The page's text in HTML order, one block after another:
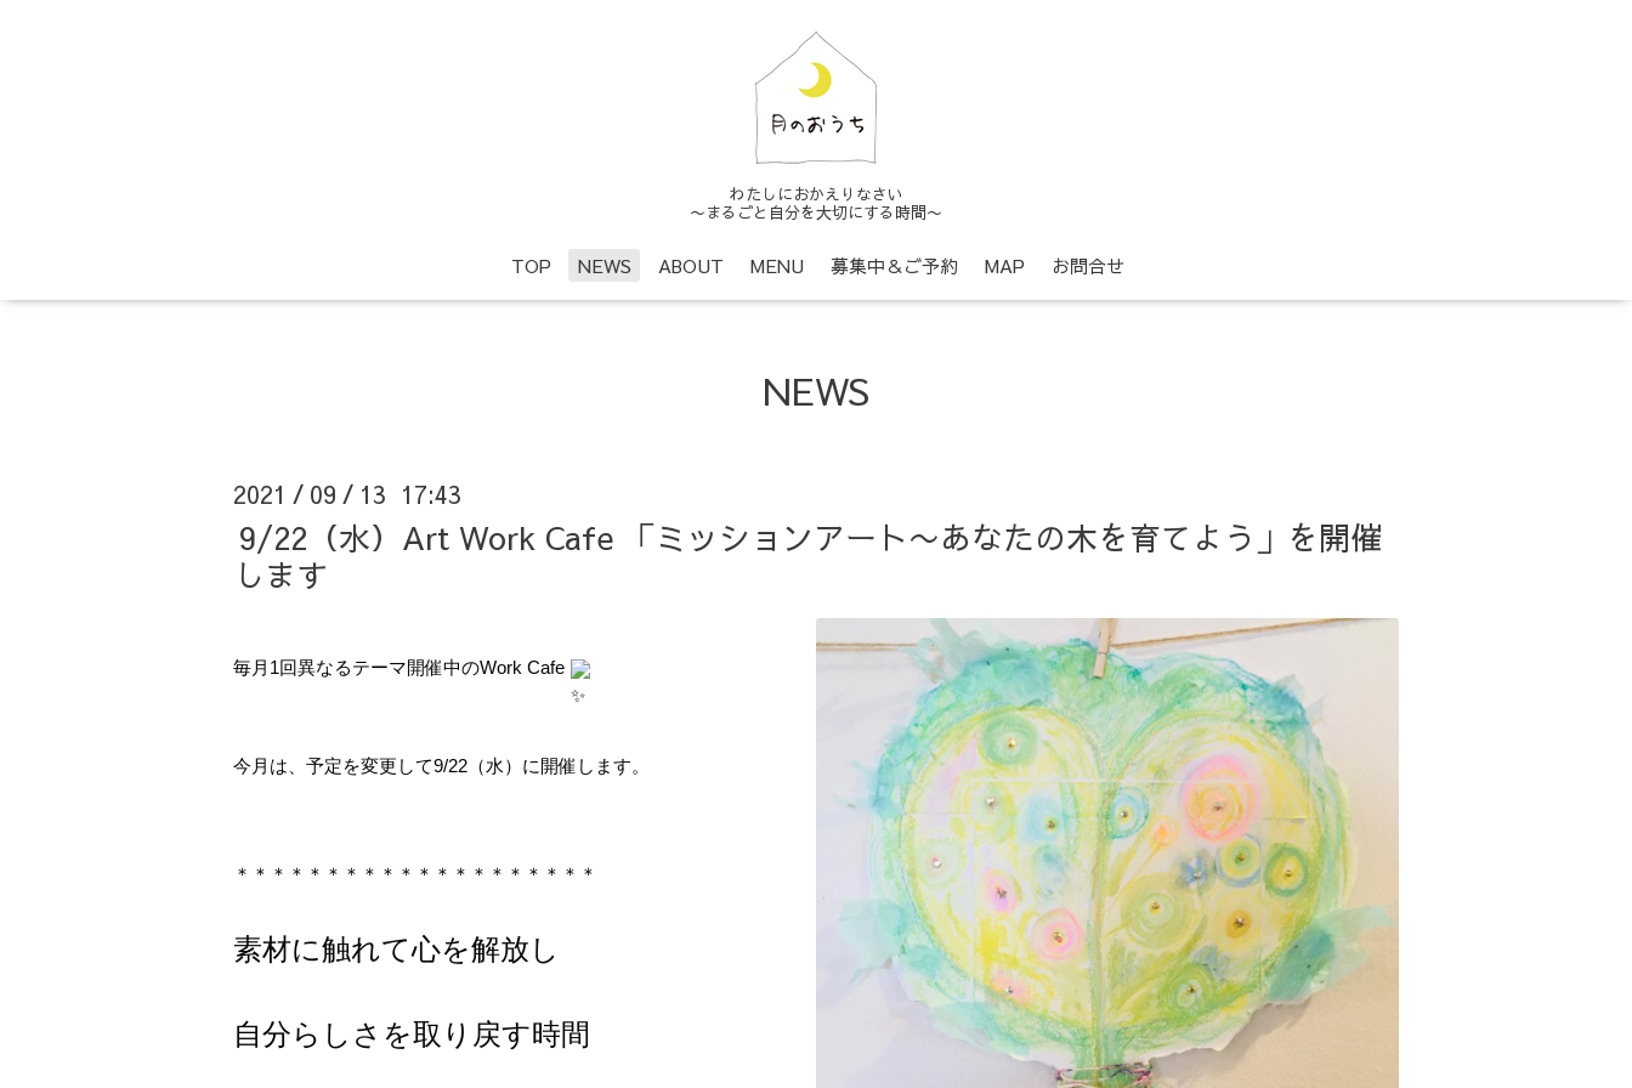
わたしにおかえりなさい
〜まるごと自分を大切にする時間〜
TOP NEWS ABOUT MENU 募集中＆ご予約 MAP お問合せ
NEWS
2021 / 09 / 13 17:43
9/22（水）Art Work Cafe 「ミッションアート〜あなたの木を育てよう」を開催
します
毎月1回異なるテーマ開催中のWork Cafe
今月は、予定を変更して9/22（水）に開催します。
＊＊＊＊＊＊＊＊＊＊＊＊＊＊＊＊＊＊＊＊
素材に触れて心を解放し
自分らしさを取り戻す時間